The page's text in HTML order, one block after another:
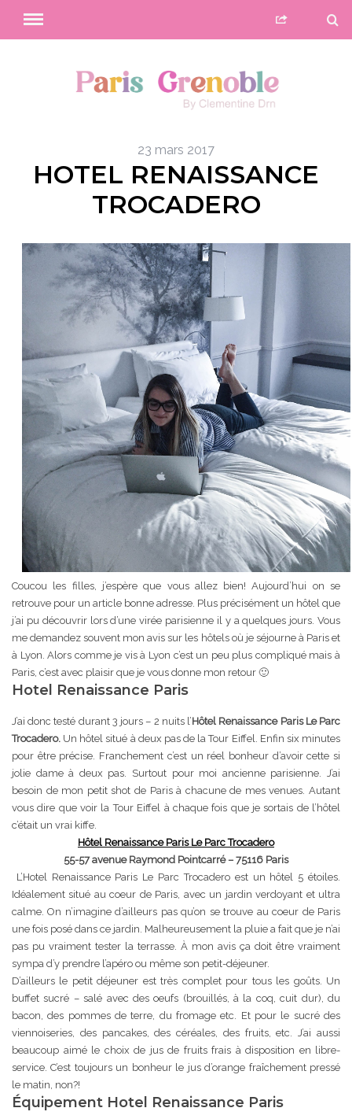
23 mars 2017
HOTEL RENAISSANCE
TROCADERO
Coucou les filles, j’espère que vous allez bien! Aujourd’hui on se
retrouve pour un article bonne adresse. Plus précisément un hôtel que
j’ai pu découvrir lors d’une virée parisienne il y a quelques jours. Vous
me demandez souvent mon avis sur les hôtels où je séjourne à Paris et
à Lyon. Alors comme je vis à Lyon c’est un peu plus compliqué mais à
Paris, c’est avec plaisir que je vous donne mon retour 🙂
Hotel Renaissance Paris
J’ai donc testé durant 3 jours – 2 nuits l’Hôtel Renaissance Paris Le Parc
Trocadero. Un hôtel situé à deux pas de la Tour Eiffel. Enfin six minutes
pour être précise. Franchement c’est un réel bonheur d’avoir cette si
jolie dame à deux pas. Surtout pour moi ancienne parisienne. J’ai
besoin de mon petit shot de Paris à chacune de mes venues. Autant
vous dire que voir la Tour Eiffel à chaque fois que je sortais de l’hôtel
c’était un vrai kiffe.
Hôtel Renaissance Paris Le Parc Trocadero
55-57 avenue Raymond Pointcarré – 75116 Paris
L’Hotel Renaissance Paris Le Parc Trocadero est un hôtel 5 étoiles.
Idéalement situé au coeur de Paris, avec un jardin verdoyant et ultra
calme. On n’imagine d’ailleurs pas qu’on se trouve au coeur de Paris
une fois posé dans ce jardin. Malheureusement la pluie a fait que je n’ai
pas pu vraiment tester la terrasse. À mon avis ça doit être vraiment
sympa d’y prendre l’apéro ou même son petit-déjeuner.
D’ailleurs le petit déjeuner est très complet pour tous les goûts. Un
buffet sucré – salé avec des oeufs (brouillés, à la coq, cuit dur), du
bacon, des pommes de terre, du fromage etc. Et pour le sucré des
viennoiseries, des pancakes, des céréales, des fruits, etc. J’ai aussi
beaucoup aimé le choix de jus de fruits frais à disposition en libre-
service. C’est toujours un bonheur le jus d’orange fraîchement pressé
le matin, non?!
Équipement Hotel Renaissance Paris